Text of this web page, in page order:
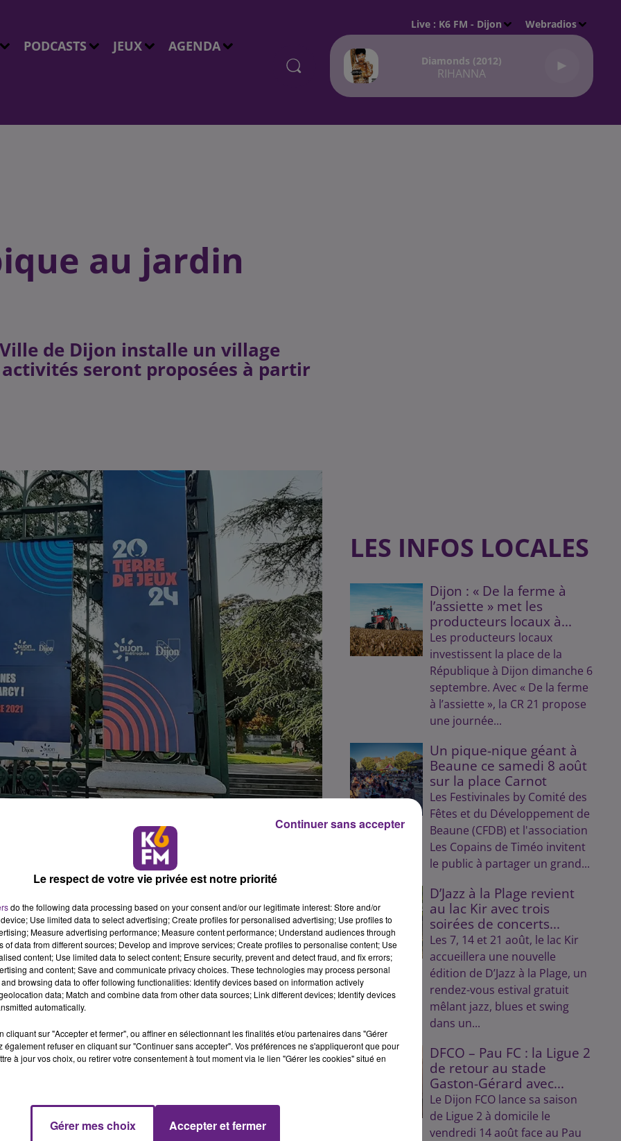
PODCASTS JEUX AGENDA
Live : K6 FM - Dijon Webradios
Diamonds (2012)
RIHANNA
au jardin
Ville de Dijon installe un village
seront proposées à partir
à Dijon
de Tokyo. À cette date, la Ville de Dijon présentera son
18h à 22h, la cérémonie d’ouverture des JO sera
pourront découvrir et pratiquer des disciplines
ou encore le football fauteuil. Des stands dédiés à la
par des associations locales et proposeront de découvrir
et floraux.
et du 24 août au 5 septembre (pour les jeux
à 20h.
Terre de Jeux 2024, attribué par le Comité
LES INFOS LOCALES
Dijon : « De la ferme à
l’assiette » met les
producteurs locaux à...
Les producteurs locaux
investissent la place de la
République à Dijon dimanche 6
septembre. Avec « De la ferme
à l’assiette », la CR 21 propose
une journée...
Un pique-nique géant à
Beaune ce samedi 8 août
sur la place Carnot
Les Festivinales by Comité des
Fêtes et du Développement de
Beaune (CFDB) et l'association
Les Copains de Timéo invitent
le public à partager un grand...
D’Jazz à la Plage revient
au lac Kir avec trois
soirées de concerts...
Les 7, 14 et 21 août, le lac Kir
accueillera une nouvelle
édition de D’Jazz à la Plage, un
rendez-vous estival gratuit
mêlant jazz, blues et swing
dans un...
DFCO – Pau FC : la Ligue 2
de retour au stade
Gaston-Gérard avec...
Le Dijon FCO lance sa saison
de Ligue 2 à domicile le
vendredi 14 août face au Pau
Le respect de votre vie privée est notre priorité
do the following data processing based on your consent and/or our legitimate interest: Store and/or
Use limited data to select advertising; Create profiles for personalised advertising; Use profiles to
Measure advertising performance; Measure content performance; Understand audiences through
of data from different sources; Develop and improve services; Create profiles to personalise content; Use
content; Use limited data to select content; Ensure security, prevent and detect fraud, and fix errors;
and content; Save and communicate privacy choices. These technologies may process personal
browsing data to offer following functionalities: Identify devices based on information actively
data; Match and combine data from other data sources; Link different devices; Identify devices
automatically.
cliquant sur "Accepter et fermer", ou affiner en sélectionnant les finalités et/ou partenaires dans "Gérer
également refuser en cliquant sur "Continuer sans accepter". Vos préférences ne s'appliqueront que pour
à jour vos choix, ou retirer votre consentement à tout moment via le lien "Gérer les cookies" situé en
Gérer mes choix Accepter et fermer
Continuer sans accepter